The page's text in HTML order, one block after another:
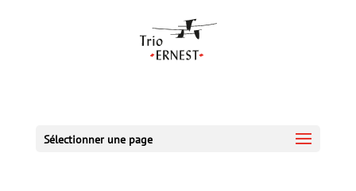
Sélectionner une page